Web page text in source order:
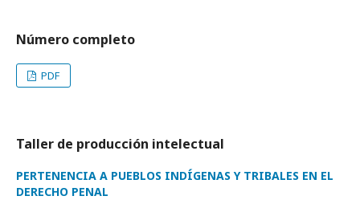
Número completo
PDF
Taller de producción intelectual
PERTENENCIA A PUEBLOS INDÍGENAS Y TRIBALES EN EL
DERECHO PENAL